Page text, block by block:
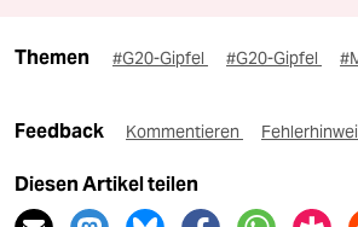
Themen #G20-Gipfel #G20-Gipfel
Feedback Kommentieren
Diesen Artikel teilen